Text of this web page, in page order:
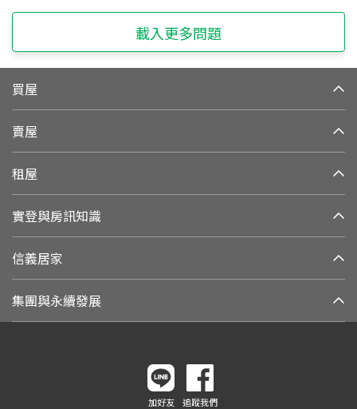
載入更多問題
買屋
賣屋
租屋
實登與房訊知識
信義居家
集團與永續發展
加好友 追蹤我們